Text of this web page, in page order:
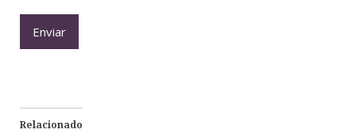
Enviar
Relacionado